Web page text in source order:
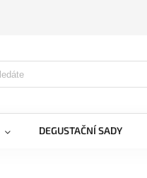
DEGUSTAČNÍ SADY